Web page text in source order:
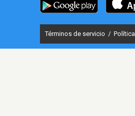
Términos de servicio /